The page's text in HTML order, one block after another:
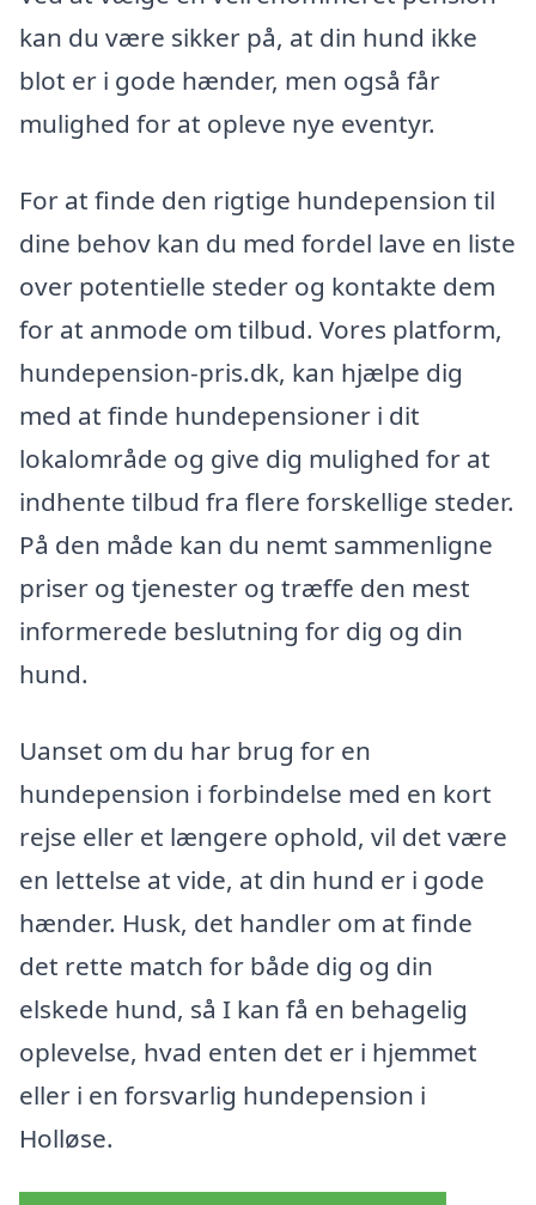
kan du være sikker på, at din hund ikke
blot er i gode hænder, men også får
mulighed for at opleve nye eventyr.
For at finde den rigtige hundepension til
dine behov kan du med fordel lave en liste
over potentielle steder og kontakte dem
for at anmode om tilbud. Vores platform,
hundepension-pris.dk, kan hjælpe dig
med at finde hundepensioner i dit
lokalområde og give dig mulighed for at
indhente tilbud fra flere forskellige steder.
På den måde kan du nemt sammenligne
priser og tjenester og træffe den mest
informerede beslutning for dig og din
hund.
Uanset om du har brug for en
hundepension i forbindelse med en kort
rejse eller et længere ophold, vil det være
en lettelse at vide, at din hund er i gode
hænder. Husk, det handler om at finde
det rette match for både dig og din
elskede hund, så I kan få en behagelig
oplevelse, hvad enten det er i hjemmet
eller i en forsvarlig hundepension i
Holløse.